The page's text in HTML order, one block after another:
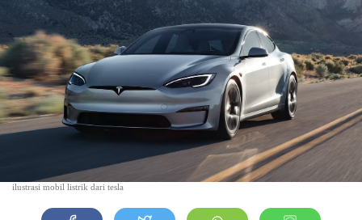
ilustrasi mobil listrik dari tesla